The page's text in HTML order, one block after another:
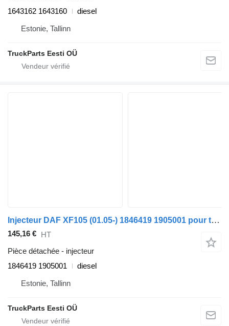
1643162 1643160
diesel
Estonie, Tallinn
TruckParts Eesti OÜ
Injecteur DAF XF105 (01.05-) 1846419 1905001 pour tracteur routier DAF XF95, XF105 (2001-2014)
145,16 € HT
Pièce détachée - injecteur
1846419 1905001
diesel
Estonie, Tallinn
TruckParts Eesti OÜ